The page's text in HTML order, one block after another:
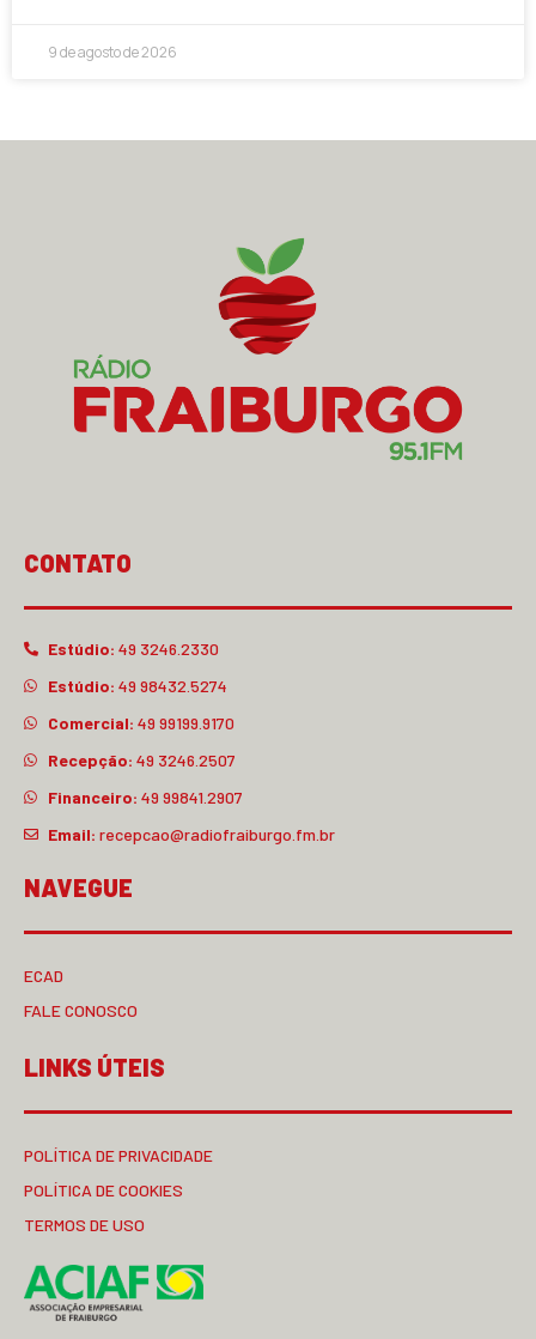
9 de agosto de 2026
CONTATO
Estúdio: 49 3246.2330
Estúdio: 49 98432.5274
Comercial: 49 99199.9170
Recepção: 49 3246.2507
Financeiro: 49 99841.2907
Email: recepcao@radiofraiburgo.fm.br
NAVEGUE
ECAD
FALE CONOSCO
LINKS ÚTEIS
POLÍTICA DE PRIVACIDADE
POLÍTICA DE COOKIES
TERMOS DE USO